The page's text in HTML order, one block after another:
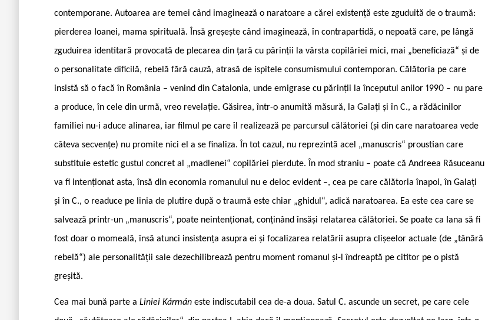
contemporane. Autoarea are temei când imaginează o naratoare a cărei existență este zguduită de o traumă:
pierderea Ioanei, mama spirituală. Însă greșește când imaginează, în contrapartidă, o nepoată care, pe lângă
zguduirea identitară provocată de plecarea din țară cu părinții la vârsta copilăriei mici, mai „beneficiază“ și de
o personalitate dificilă, rebelă fără cauză, atrasă de ispitele consumismului contemporan. Călătoria pe care
insistă să o facă în România – venind din Catalonia, unde emigrase cu părinții la începutul anilor 1990 – nu pare
a produce, în cele din urmă, vreo revelație. Găsirea, într-o anumită măsură, la Galați și în C., a rădăcinilor
familiei nu-i aduce alinarea, iar filmul pe care îl realizează pe parcursul călătoriei (și din care naratoarea vede
câteva secvențe) nu promite nici el a se finaliza. În tot cazul, nu reprezintă acel „manuscris“ proustian care
substituie estetic gustul concret al „madlenei“ copilăriei pierdute. În mod straniu – poate că Andreea Răsuceanu
va fi intenționat asta, însă din economia romanului nu e deloc evident –, cea pe care călătoria înapoi, în Galați
și în C., o readuce pe linia de plutire după o traumă este chiar „ghidul“, adică naratoarea. Ea este cea care se
salvează printr-un „manuscris“, poate neintenționat, conținând însăși relatarea călătoriei. Se poate ca Iana să fi
fost doar o momeală, însă atunci insistența asupra ei și focalizarea relatării asupra clișeelor actuale (de „tânără
rebelă“) ale personalității sale dezechilibrează pentru moment romanul și-l îndreaptă pe cititor pe o pistă
greșită.
Cea mai bună parte a Liniei Kármán este indiscutabil cea de-a doua. Satul C. ascunde un secret, pe care cele